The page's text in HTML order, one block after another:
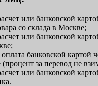
или банковской
со склада в Москве;
или банковской
банковской картой
(процент за перевод не
или банковской